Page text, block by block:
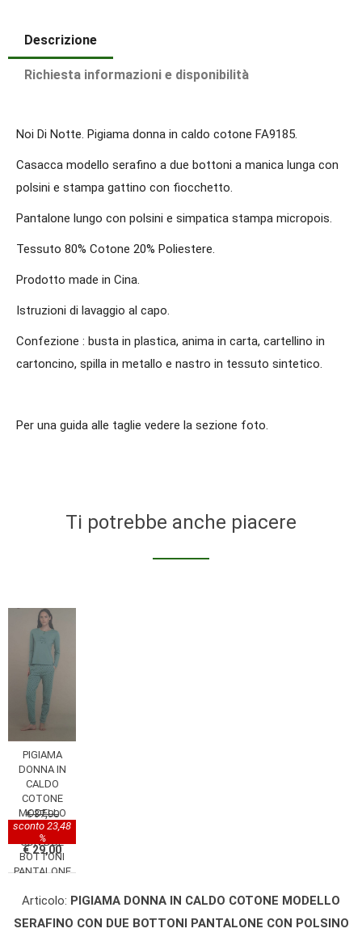
Descrizione
Richiesta informazioni e disponibilità
Noi Di Notte. Pigiama donna in caldo cotone FA9185.
Casacca modello serafino a due bottoni a manica lunga con
polsini e stampa gattino con fiocchetto.
Pantalone lungo con polsini e simpatica stampa micropois.
Tessuto 80% Cotone 20% Poliestere.
Prodotto made in Cina.
Istruzioni di lavaggio al capo.
Confezione : busta in plastica, anima in carta, cartellino in
cartoncino, spilla in metallo e nastro in tessuto sintetico.
Per una guida alle taglie vedere la sezione foto.
Ti potrebbe anche piacere
PIGIAMA
DONNA IN
CALDO
COTONE
MODELLO
SERAFINO
CON DUE
BOTTONI
PANTALONE
POLSINO
NOTTE
€ 37,90
sconto 23,48
%
€ 29,00
Articolo: PIGIAMA DONNA IN CALDO COTONE MODELLO
SERAFINO CON DUE BOTTONI PANTALONE CON POLSINO